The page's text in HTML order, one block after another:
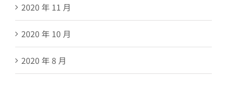
2020 年 11 月
2020 年 10 月
2020 年 8 月